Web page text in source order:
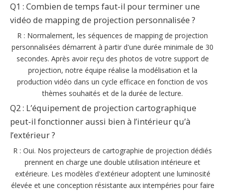
Q1 : Combien de temps faut-il pour terminer une
vidéo de mapping de projection personnalisée ?
R : Normalement, les séquences de mapping de projection
personnalisées démarrent à partir d'une durée minimale de 30
secondes. Après avoir reçu des photos de votre support de
projection, notre équipe réalise la modélisation et la
production vidéo dans un cycle efficace en fonction de vos
thèmes souhaités et de la durée de lecture.
Q2 : L’équipement de projection cartographique
peut-il fonctionner aussi bien à l’intérieur qu’à
l’extérieur ?
R : Oui. Nos projecteurs de cartographie de projection dédiés
prennent en charge une double utilisation intérieure et
extérieure. Les modèles d'extérieur adoptent une luminosité
élevée et une conception résistante aux intempéries pour faire